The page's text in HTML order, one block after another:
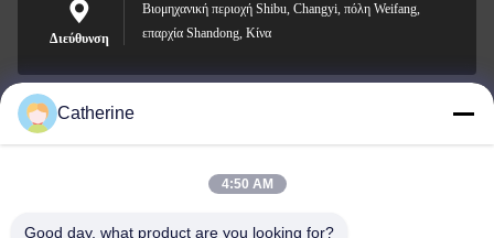
Διεύθυνση
Βιομηχανική περιοχή Shibu, Changyi, πόλη Weifang,
επαρχία Shandong, Κίνα
padraic@huayumachine.cn
Catherine
4:50 AM
Good day, what product are you looking for?